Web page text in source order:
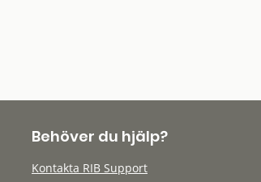
Behöver du hjälp?
Kontakta RIB Support